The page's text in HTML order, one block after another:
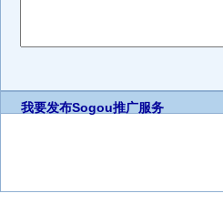
我要发布Sogou推广服务